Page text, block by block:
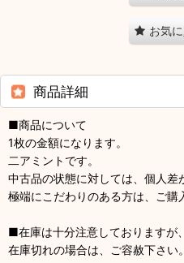
お気
商品詳細
■商品について
1枚の金額になります。
二アミントです。
中古品の状態に対しては、個人差
極端にこだわりのある方は、ご購
■在庫は十分注意しておりますが
在庫切れの場合は、ご容赦下さい。